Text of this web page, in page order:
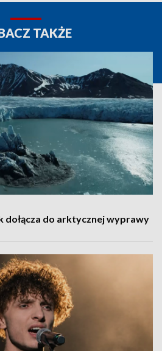
TAKŻE
dołącza do arktycznej wyprawy